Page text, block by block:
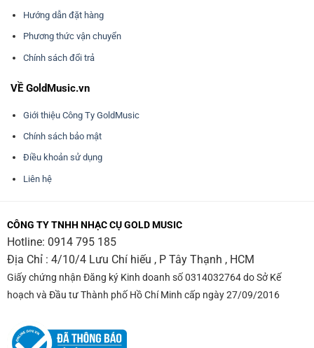
Hướng dẫn đặt hàng
Phương thức vận chuyển
Chính sách đổi trả
VỀ GoldMusic.vn
Giới thiệu Công Ty GoldMusic
Chính sách bảo mật
Điều khoản sử dụng
Liên hệ
CÔNG TY TNHH NHẠC CỤ GOLD MUSIC
Hotline: 0914 795 185
Địa Chỉ : 4/10/4 Lưu Chí hiếu , P Tây Thạnh , HCM
Giấy chứng nhận Đăng ký Kinh doanh số 0314032764 do Sở Kế
hoạch và Đầu tư Thành phố Hồ Chí Minh cấp ngày 27/09/2016